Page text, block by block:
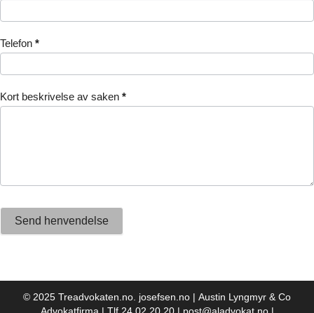
Telefon *
Kort beskrivelse av saken *
Send henvendelse
© 2025 Treadvokaten.no. josefsen.no | Austin Lyngmyr & Co